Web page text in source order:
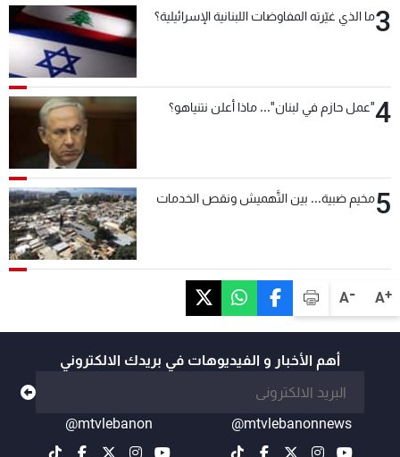
A+
A-
3ما الذي غيّرته المفاوضات اللبنانية الإسرائيلية؟
4"عمل حازم في لبنان"... ماذا أعلن نتنياهو؟
5مخيم ضبية... بين التَّهميش ونقص الخدمات
أهم الأخبار و الفيديوهات في بريدك الالكتروني
@mtvlebanonnews
@mtvlebanon